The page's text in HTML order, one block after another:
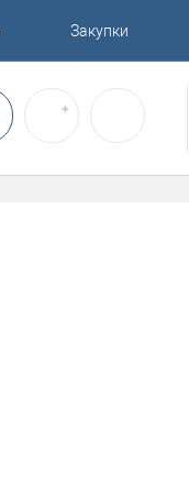
Закупки
✚